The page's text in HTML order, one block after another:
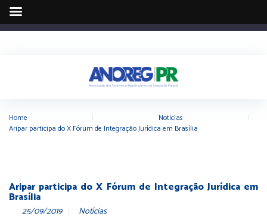
Home Notícias
Aripar participa do X Fórum de Integração Jurídica em Brasília
Aripar participa do X Fórum de Integração Jurídica em
Brasília
25/09/2019 Notícias